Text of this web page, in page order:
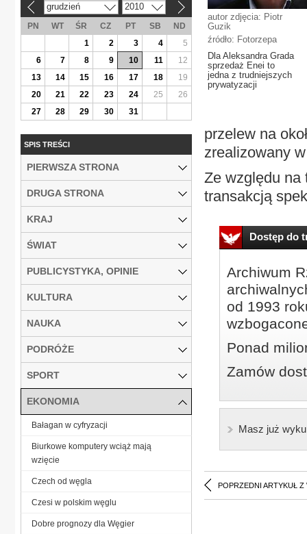
autor zdjęcia: Piotr
Guzik
źródło: Fotorzepa
Dla Aleksandra Grada
sprzedaż Enei to
jedna z trudniejszych
prywatyzacji
przelew na
zrealizowany
Ze względu na
transakcją
Dostęp do
Archiwum
od 1993
Ponad
Zamów
Masz już
POPRZEDNI ARTYKUŁ Z
grudzień 2010
PN WT ŚR CZ PT SB
ND
1
2 3 4
5
6
7 8 9 10 11
12
13
14 15 16 17 18
19
20
21 22 23 24 25
26
27
28 29 30 31
SPIS TREŚCI
PIERWSZA STRONA
DRUGA STRONA
KRAJ
ŚWIAT
PUBLICYSTYKA, OPINIE
KULTURA
NAUKA
PODRÓŻE
SPORT
EKONOMIA
Bałagan w cyfryzacji
Biurkowe komputery wciąż mają
wzięcie
Czech od węgla
Czesi w polskim węglu
Dobre prognozy dla Węgier